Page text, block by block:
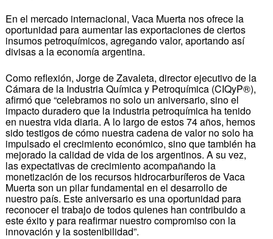
En el mercado internacional, Vaca Muerta nos ofrece la
oportunidad para aumentar las exportaciones de ciertos
insumos petroquímicos, agregando valor, aportando así
divisas a la economía argentina.
Como reflexión, Jorge de Zavaleta, director ejecutivo de la
Cámara de la Industria Química y Petroquímica (CIQyP®),
afirmó que “celebramos no solo un aniversario, sino el
impacto duradero que la industria petroquímica ha tenido
en nuestra vida diaria. A lo largo de estos 74 años, hemos
sido testigos de cómo nuestra cadena de valor no solo ha
impulsado el crecimiento económico, sino que también ha
mejorado la calidad de vida de los argentinos. A su vez,
las expectativas de crecimiento acompañando la
monetización de los recursos hidrocarburíferos de Vaca
Muerta son un pilar fundamental en el desarrollo de
nuestro país. Este aniversario es una oportunidad para
reconocer el trabajo de todos quienes han contribuido a
este éxito y para reafirmar nuestro compromiso con la
innovación y la sostenibilidad”.